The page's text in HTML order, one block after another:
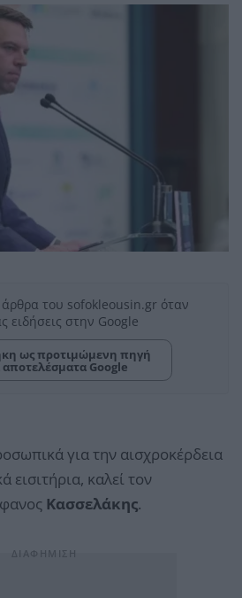
άρθρα του sofokleousin.gr όταν
ειδήσεις στην Google
ως προτιμώμενη πηγή
αποτελέσματα Google
για την αισχροκέρδεια
εισιτήρια, καλεί τον
Κασσελάκης.